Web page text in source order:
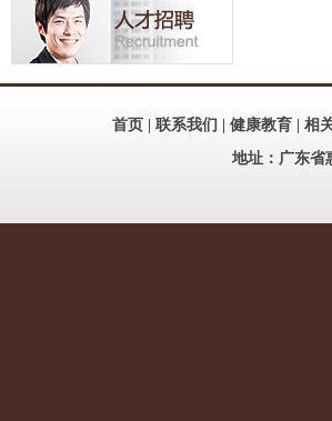
首页| 联系我们 健康教育| 相
地址：广东省